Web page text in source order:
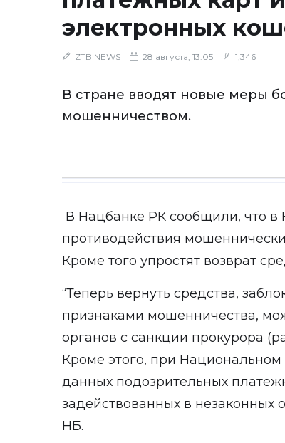
электронных
ZTB NEWS 28 августа, 13:05 1,346
В стране вводят новые меры
мошенничеством.
В Нацбанке РК сообщили, что в
противодействия
Кроме того упростят возврат
“Теперь вернуть средства,
признаками мошенничества,
органов с санкции прокурора
Кроме этого, при
данных подозрительных
задействованных в незаконных
НБ.